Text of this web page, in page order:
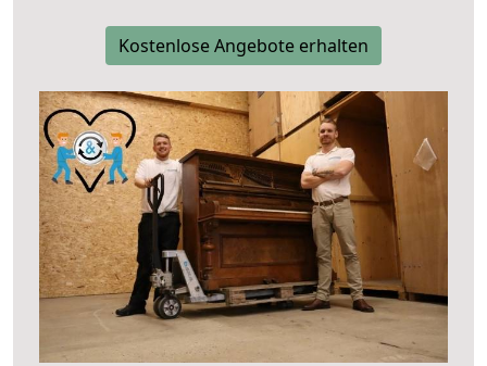
Kostenlose Angebote erhalten